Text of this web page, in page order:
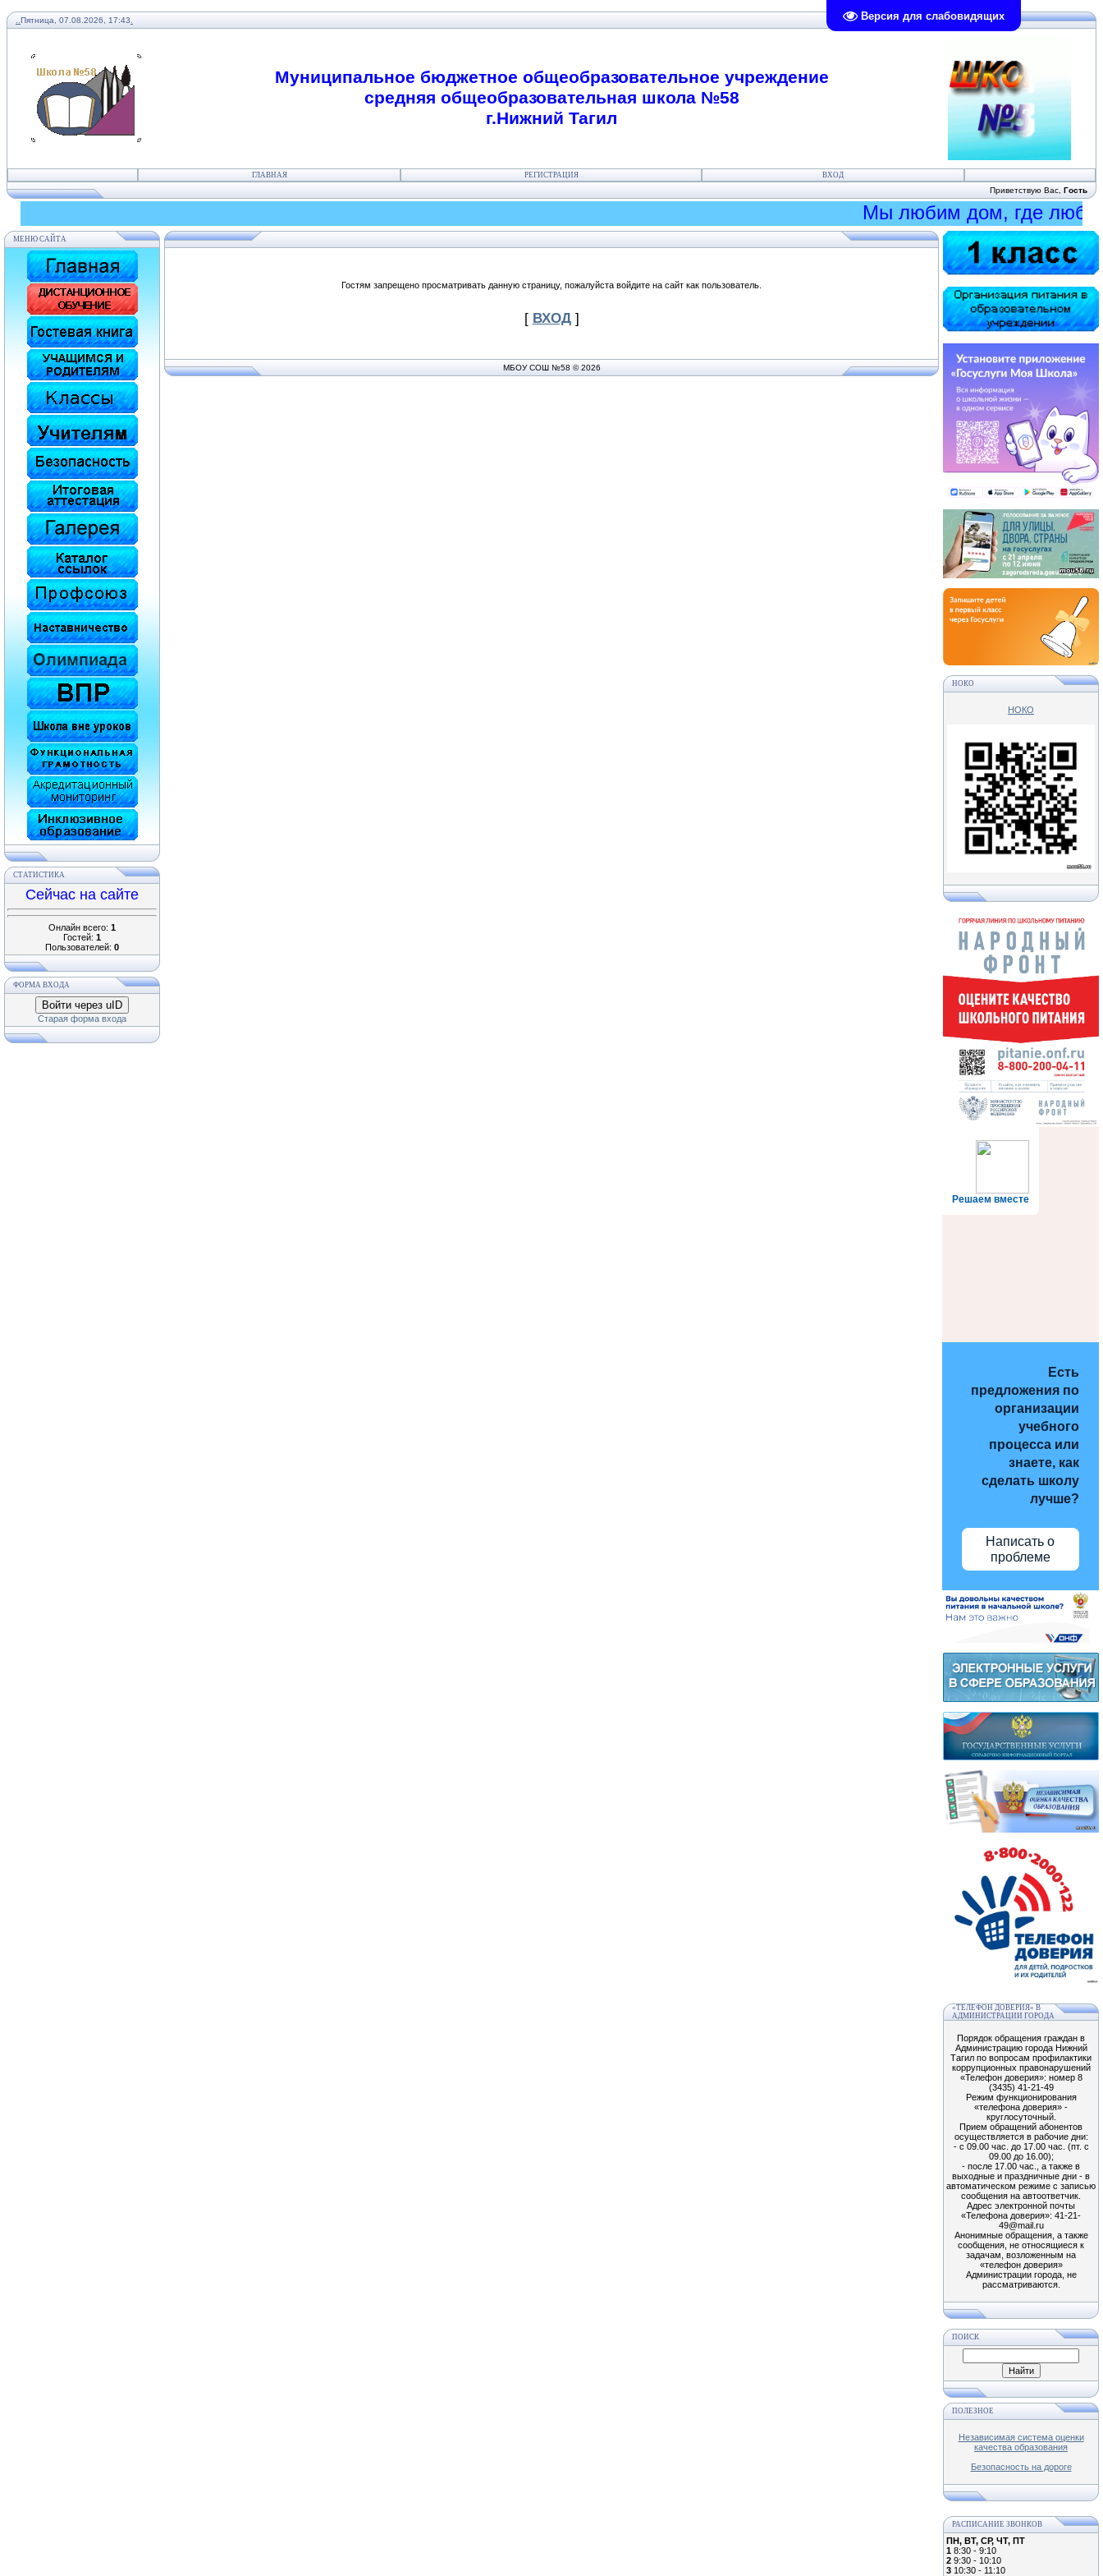
Версия для слабовидящих
Пятница, 07.08.2026, 17:43
Муниципальное бюджетное общеобразовательное учреждение
средняя общеобразовательная школа №58
г.Нижний Тагил
ГЛАВНАЯ РЕГИСТРАЦИЯ ВХОД
Приветствую Вас Гость
Мы любим дом, где любят
МЕНЮ САЙТА
СТАТИСТИКА
Сейчас на сайте
Онлайн всего: 1
Гостей: 1
Пользователей: 0
ФОРМА ВХОДА
Войти через uID
Старая форма входа
Гостям запрещено просматривать данную страницу, пожалуйста войдите на сайт как пользователь.
[ ВХОД]
МБОУ СОШ №58 © 2026
НОКО
НОКО
Решаем вместе
Есть
предложения по
организации
учебного
процесса или
знаете, как
сделать школу
лучше?
Написать о
проблеме
«ТЕЛЕФОН ДОВЕРИЯ» В
АДМИНИСТРАЦИИ ГОРОДА
Порядок обращения граждан в
Администрацию города Нижний
Тагил по вопросам профилактики
коррупционных правонарушений
«Телефон доверия»: номер 8
(3435) 41-21-49
Режим функционирования
«телефона доверия» -
круглосуточный.
Прием обращений абонентов
осуществляется в рабочие дни:
- с 09.00 час. до 17.00 час. (пт. с
09.00 до 16.00);
- после 17.00 час., а также в
выходные и праздничные дни - в
автоматическом режиме с записью
сообщения на автоответчик.
Адрес электронной почты
«Телефона доверия»: 41-21-
49@mail.ru
Анонимные обращения, а также
сообщения, не относящиеся к
задачам, возложенным на
«телефон доверия»
Администрации города, не
рассматриваются.
ПОИСК
ПОЛЕЗНОЕ
Независимая система оценки
качества образования
Безопасность на дороге
РАСПИСАНИЕ ЗВОНКОВ
ПН, ВТ, СР, ЧТ, ПТ
1 8:30 - 9:10
2 9:30 - 10:10
3 10:30 - 11:10